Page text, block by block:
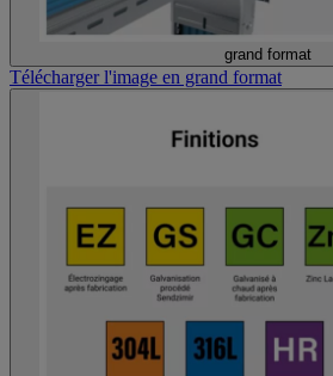
grand format
Télécharger l'image en grand format